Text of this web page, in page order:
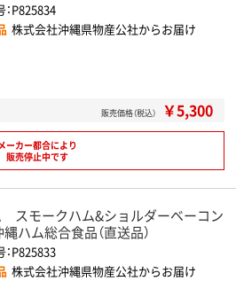
P825834
株式会社沖縄県物産公社からお届け
販売価格（税込） ￥5,300
ーカー都合により
販売停止中です
スモークハム&ショルダーベーコン
ハム総合食品（直送品）
P825833
株式会社沖縄県物産公社からお届け